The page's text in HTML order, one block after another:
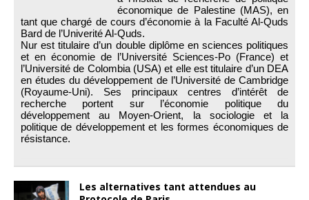
économique de Palestine (MAS), en
tant que chargé de cours d’économie à la Faculté Al-Quds
Bard de l’Univerité Al-Quds.
Nur est titulaire d’un double diplôme en sciences politiques
et en économie de l’Université Sciences-Po (France) et
l’Université de Colombia (USA) et elle est titulaire d’un DEA
en études du développement de l’Université de Cambridge
(Royaume-Uni). Ses principaux centres d’intérêt de
recherche portent sur l’économie politique du
développement au Moyen-Orient, la sociologie et la
politique de développement et les formes économiques de
résistance.
Les alternatives tant attendues au